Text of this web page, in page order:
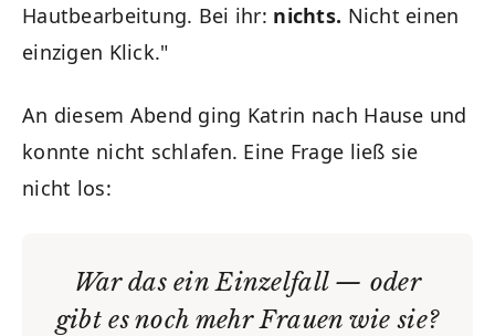
Hautbearbeitung. Bei ihr: nichts. Nicht einen
einzigen Klick."
An diesem Abend ging Katrin nach Hause und
konnte nicht schlafen. Eine Frage ließ sie
nicht los:
War das ein Einzelfall — oder
gibt es noch mehr Frauen wie sie?